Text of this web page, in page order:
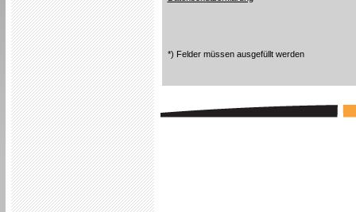
*) Felder müssen ausgefüllt werden